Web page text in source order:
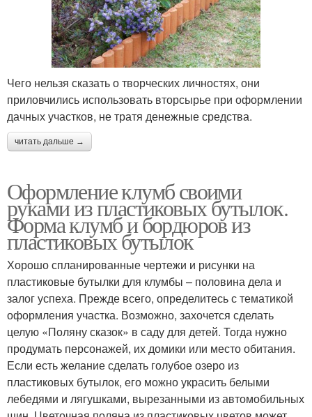
Чего нельзя сказать о творческих личностях, они
приловчились использовать вторсырье при оформлении
дачных участков, не тратя денежные средства.
читать дальше →
Оформление клумб своими
руками из пластиковых бутылок.
Форма клумб и бордюров из
пластиковых бутылок
Хорошо спланированные чертежи и рисунки на
пластиковые бутылки для клумбы – половина дела и
залог успеха. Прежде всего, определитесь с тематикой
оформления участка. Возможно, захочется сделать
целую «Поляну сказок» в саду для детей. Тогда нужно
продумать персонажей, их домики или место обитания.
Если есть желание сделать голубое озеро из
пластиковых бутылок, его можно украсить белыми
лебедями и лягушками, вырезанными из автомобильных